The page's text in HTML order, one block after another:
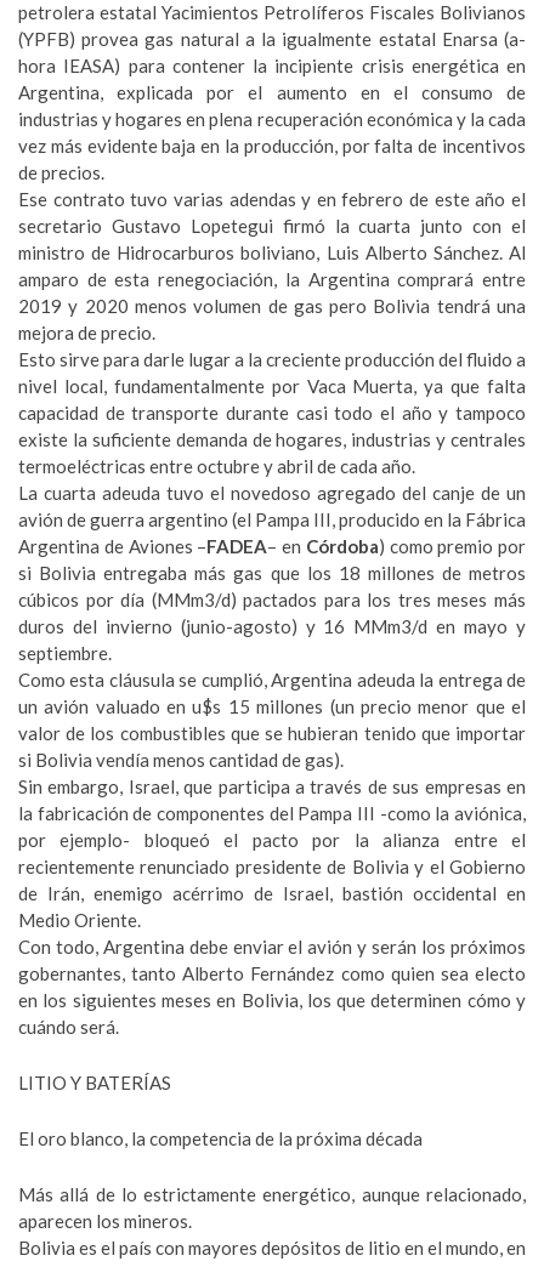
petrolera estatal Yacimientos Petrolíferos Fiscales Bolivianos
(YPFB) provea gas natural a la igualmente estatal Enarsa (a-
hora IEASA) para contener la incipiente crisis energética en
Argentina, explicada por el aumento en el consumo de
industrias y hogares en plena recuperación económica y la cada
vez más evidente baja en la producción, por falta de incentivos
de precios.
Ese contrato tuvo varias adendas y en febrero de este año el
secretario Gustavo Lopetegui firmó la cuarta junto con el
ministro de Hidrocarburos boliviano, Luis Alberto Sánchez. Al
amparo de esta renegociación, la Argentina comprará entre
2019 y 2020 menos volumen de gas pero Bolivia tendrá una
mejora de precio.
Esto sirve para darle lugar a la creciente producción del fluido a
nivel local, fundamentalmente por Vaca Muerta, ya que falta
capacidad de transporte durante casi todo el año y tampoco
existe la suficiente demanda de hogares, industrias y centrales
termoeléctricas entre octubre y abril de cada año.
La cuarta adeuda tuvo el novedoso agregado del canje de un
avión de guerra argentino (el Pampa III, producido en la Fábrica
Argentina de Aviones –FADEA– en Córdoba) como premio por
si Bolivia entregaba más gas que los 18 millones de metros
cúbicos por día (MMm3/d) pactados para los tres meses más
duros del invierno (junio-agosto) y 16 MMm3/d en mayo y
septiembre.
Como esta cláusula se cumplió, Argentina adeuda la entrega de
un avión valuado en u$s 15 millones (un precio menor que el
valor de los combustibles que se hubieran tenido que importar
si Bolivia vendía menos cantidad de gas).
Sin embargo, Israel, que participa a través de sus empresas en
la fabricación de componentes del Pampa III -como la aviónica,
por ejemplo- bloqueó el pacto por la alianza entre el
recientemente renunciado presidente de Bolivia y el Gobierno
de Irán, enemigo acérrimo de Israel, bastión occidental en
Medio Oriente.
Con todo, Argentina debe enviar el avión y serán los próximos
gobernantes, tanto Alberto Fernández como quien sea electo
en los siguientes meses en Bolivia, los que determinen cómo y
cuándo será.
LITIO Y BATERÍAS
El oro blanco, la competencia de la próxima década
Más allá de lo estrictamente energético, aunque relacionado,
aparecen los mineros.
Bolivia es el país con mayores depósitos de litio en el mundo, en